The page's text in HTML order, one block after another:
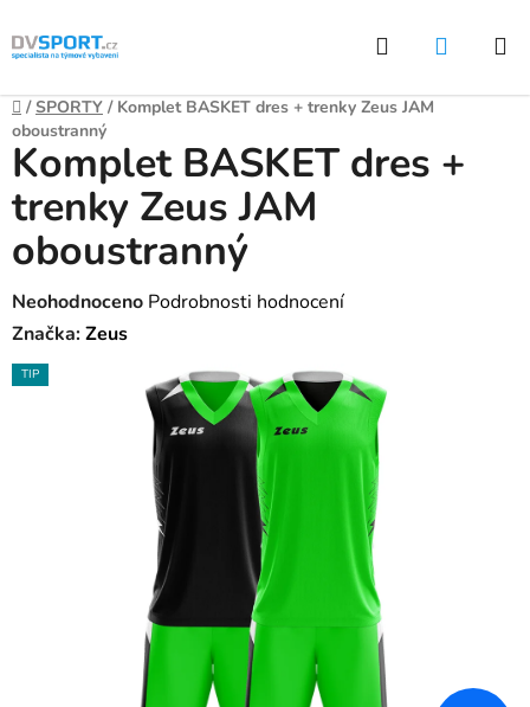
Přejít
na
Hledat
Domů
/ SPORTY / Komplet BASKET dres + trenky Zeus JAM
oboustranný
Komplet BASKET dres +
trenky Zeus JAM
oboustranný
Průměrné
hodnocení
produktu
Neohodnoceno Podrobnosti hodnocení
Značka:Zeus
TIP